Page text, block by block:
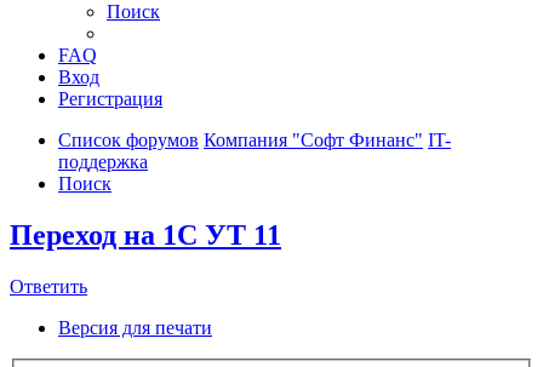
Поиск
FAQ
Вход
Регистрация
Список форумов Компания "Софт Финанс" IT-
поддержка
Поиск
Переход на 1С УТ 11
Ответить
Версия для печати